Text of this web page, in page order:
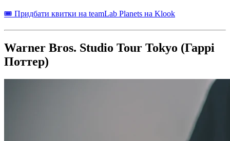
🎟 Придбати квитки на teamLab Planets на Klook
Warner Bros. Studio Tour Tokyo (Гаррі
Поттер)